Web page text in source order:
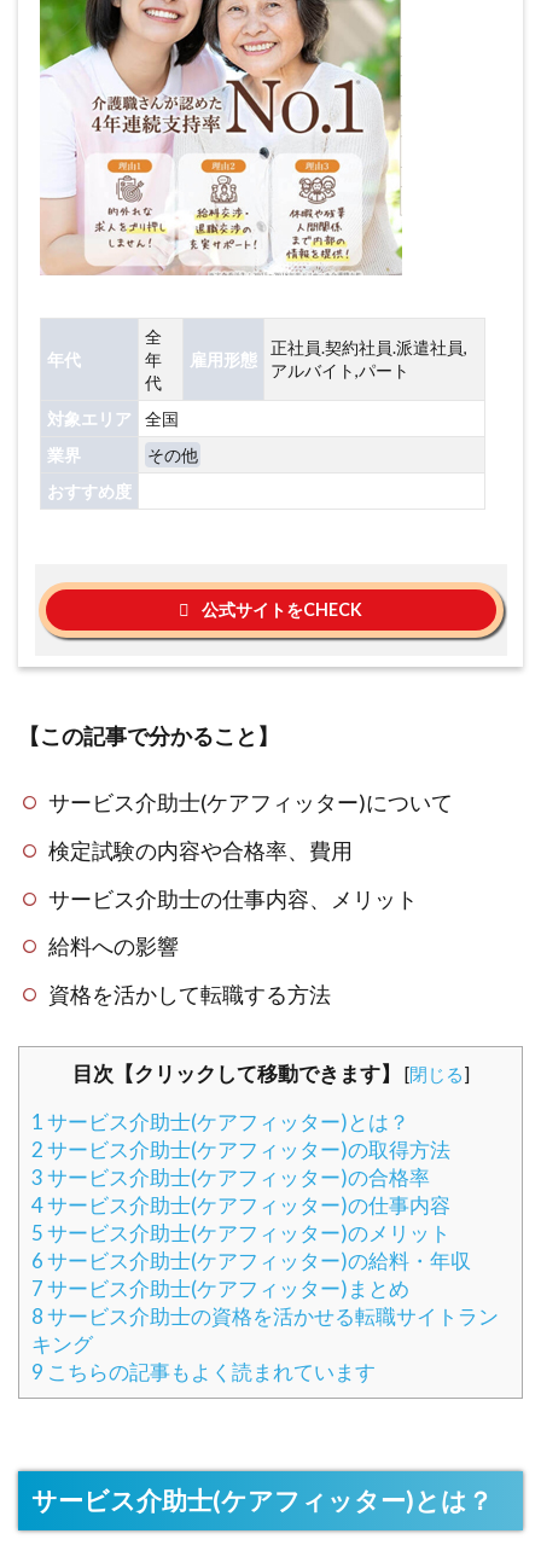
年代
全
年
代
雇用形態
正社員.契約社員.派遣社員,
アルバイト,パート
対象エリア
全国
業界
その他
おすすめ度
公式サイトをCHECK
【この記事で分かること】
サービス介助士(ケアフィッター)について
検定試験の内容や合格率、費用
サービス介助士の仕事内容、メリット
給料への影響
資格を活かして転職する方法
目次【クリックして移動できます】 [閉じる]
1サービス介助士(ケアフィッター)とは？
2サービス介助士(ケアフィッター)の取得方法
3サービス介助士(ケアフィッター)の合格率
4サービス介助士(ケアフィッター)の仕事内容
5サービス介助士(ケアフィッター)のメリット
6サービス介助士(ケアフィッター)の給料・年収
7サービス介助士(ケアフィッター)まとめ
8サービス介助士の資格を活かせる転職サイトラン
キング
9 こちらの記事もよく読まれています
サービス介助士(ケアフィッター)とは？